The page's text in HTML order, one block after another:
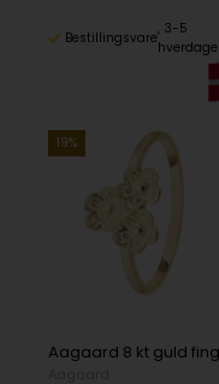
Bestillingsvare
3-5
hverdage
19%